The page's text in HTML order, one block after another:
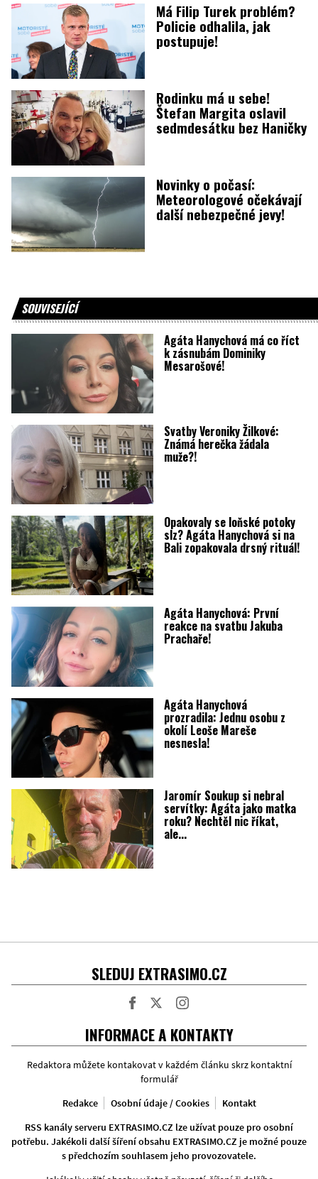
Má Filip Turek problém?
Policie odhalila, jak
postupuje!
Rodinku má u sebe!
Štefan Margita oslavil
sedmdesátku bez Haničky
Novinky o počasí:
Meteorologové očekávají
další nebezpečné jevy!
SOUVISEJÍCÍ
Agáta Hanychová má co říct
k zásnubám Dominiky
Mesarošové!
Svatby Veroniky Žilkové:
Známá herečka žádala
muže?!
Opakovaly se loňské potoky
slz? Agáta Hanychová si na
Bali zopakovala drsný rituál!
Agáta Hanychová: První
reakce na svatbu Jakuba
Prachaře!
Agáta Hanychová
prozradila: Jednu osobu z
okolí Leoše Mareše
nesnesla!
Jaromír Soukup si nebral
servítky: Agáta jako matka
roku? Nechtěl nic říkat,
ale...
SLEDUJ EXTRASIMO.CZ
INFORMACE A KONTAKTY
Redaktora můžete kontakovat v každém článku skrz kontaktní
formulář
Redakce
Osobní údaje / Cookies
Kontakt
RSS kanály serveru EXTRASIMO.CZ lze užívat pouze pro osobní
potřebu. Jakékoli další šíření obsahu EXTRASIMO.CZ je možné pouze
s předchozím souhlasem jeho provozovatele.